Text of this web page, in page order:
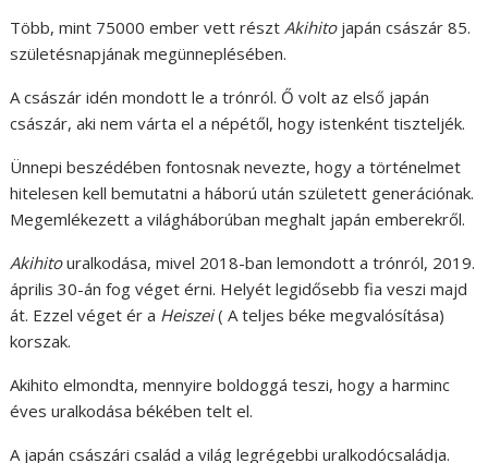
Több, mint 75000 ember vett részt Akihitojapán császár 85.
születésnapjának megünneplésében.
A császár idén mondott le a trónról. Ő volt az első japán
császár, aki nem várta el a népétől, hogy istenként tiszteljék.
Ünnepi beszédében fontosnak nevezte, hogy a történelmet
hitelesen kell bemutatni a háború után született generációnak.
Megemlékezett a világháborúban meghalt japán emberekről.
Akihitouralkodása, mivel 2018-ban lemondott a trónról, 2019.
április 30-án fog véget érni. Helyét legidősebb fia veszi majd
át. Ezzel véget ér a Heiszei( A teljes béke megvalósítása)
korszak.
Akihito elmondta, mennyire boldoggá teszi, hogy a harminc
éves uralkodása békében telt el.
A japán császári család a világ legrégebbi uralkodócsaládja.